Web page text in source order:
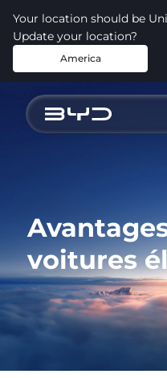
Your location should be
Update your location?
America
voitures